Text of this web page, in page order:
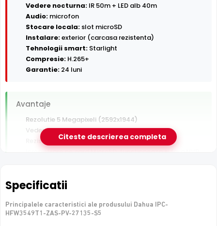
Vedere nocturna: IR 50m + LED alb 40m
Audio: microfon
Stocare locala: slot microSD
Instalare:exterior (carcasa rezistenta)
Tehnologii smart: Starlight
Compresie: H.265+
Garantie: 24 luni
Avantaje
Rezolutie 5 Megapixeli (2592x1944)
Vedere nocturna in infrarosu pana la 50 m
Rezistenta la exterior — ploaie, praf si inghet
Inregistrare pe card MicroSD, functioneaza si fara NVR
Garantie 24 luni si suport tehnic gratuit in romana
De luat in calcul
Citeste descrierea completa
Specificatii
Principalele caracteristici ale produsului Dahua IPC-
HFW3549T1-ZAS-PV-27135-S5